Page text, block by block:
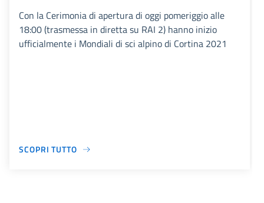
Con la Cerimonia di apertura di oggi pomeriggio alle
18:00 (trasmessa in diretta su RAI 2) hanno inizio
ufficialmente i Mondiali di sci alpino di Cortina 2021
SCOPRI TUTTO